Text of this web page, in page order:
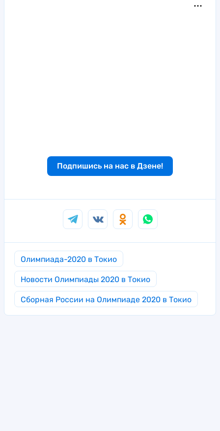
Подпишись на нас в Дзене!
Олимпиада-2020 в Токио
Новости Олимпиады 2020 в Токио
Сборная России на Олимпиаде 2020 в Токио